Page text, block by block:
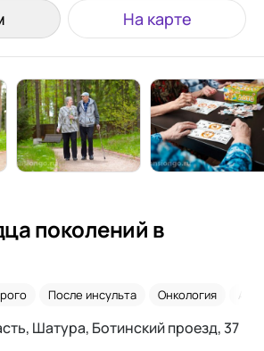
На карте
поколений в
После инсульта Онкология
Шатура, Ботинский проезд, 37